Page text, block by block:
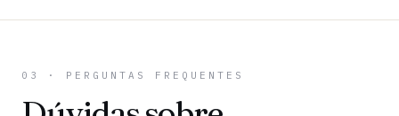
03 · PERGUNTAS FREQUENTES